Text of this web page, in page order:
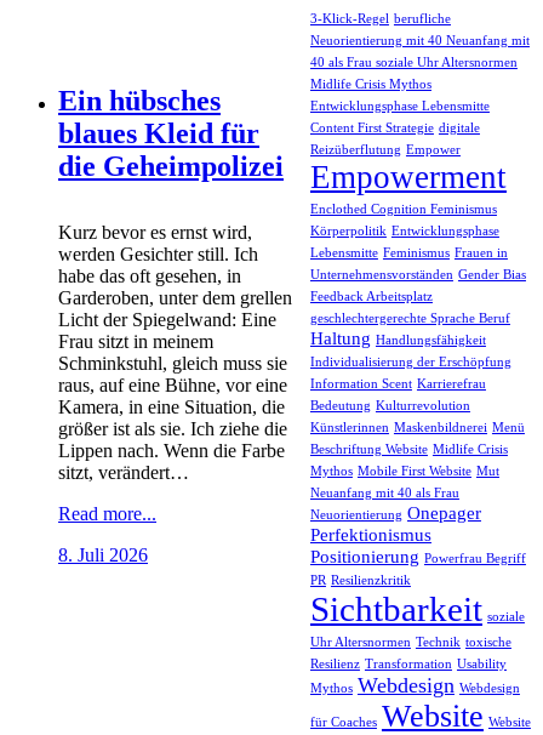
Ein hübsches
blaues Kleid für
die Geheimpolizei
Kurz bevor es ernst wird,
werden Gesichter still. Ich
habe das oft gesehen, in
Garderoben, unter dem grellen
Licht der Spiegelwand: Eine
Frau sitzt in meinem
Schminkstuhl, gleich muss sie
raus, auf eine Bühne, vor eine
Kamera, in eine Situation, die
größer ist als sie. Ich ziehe die
Lippen nach. Wenn die Farbe
sitzt, verändert…
Read more...
8. Juli 2026
3-Klick-Regel berufliche
Neuorientierung mit 40 Neuanfang mit
40 als Frau soziale Uhr Altersnormen
Midlife Crisis Mythos
Entwicklungsphase Lebensmitte
Content First Strategie digitale
Reizüberflutung Empower
Empowerment
Enclothed Cognition Feminismus
Körperpolitik Entwicklungsphase
Lebensmitte Feminismus Frauen in
Unternehmensvorständen Gender Bias
Feedback Arbeitsplatz
geschlechtergerechte Sprache Beruf
Haltung Handlungsfähigkeit
Individualisierung der Erschöpfung
Information Scent Karrierefrau
Bedeutung Kulturrevolution
Künstlerinnen Maskenbildnerei Menü
Beschriftung Website Midlife Crisis
Mythos Mobile First Website Mut
Neuanfang mit 40 als Frau
Neuorientierung Onepager
Perfektionismus
Positionierung Powerfrau Begriff
PR Resilienzkritik
Sichtbarkeit soziale
Uhr Altersnormen Technik toxische
Resilienz Transformation Usability
Mythos Webdesign Webdesign
für Coaches Website Website